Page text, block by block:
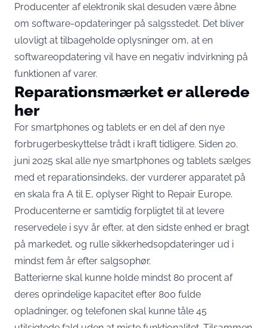
Producenter af elektronik skal desuden være åbne
om software-opdateringer på salgsstedet. Det bliver
ulovligt at tilbageholde oplysninger om, at en
softwareopdatering vil have en negativ indvirkning på
funktionen af varer.
Reparationsmærket er allerede
her
For smartphones og tablets er en del af den nye
forbrugerbeskyttelse trådt i kraft tidligere. Siden 20.
juni 2025 skal alle nye smartphones og tablets sælges
med et reparationsindeks, der vurderer apparatet på
en skala fra A til E, oplyser Right to Repair Europe.
Producenterne er samtidig forpligtet til at levere
reservedele i syv år efter, at den sidste enhed er bragt
på markedet, og rulle sikkerhedsopdateringer ud i
mindst fem år efter salgsophør.
Batterierne skal kunne holde mindst 80 procent af
deres oprindelige kapacitet efter 800 fulde
opladninger, og telefonen skal kunne tåle 45